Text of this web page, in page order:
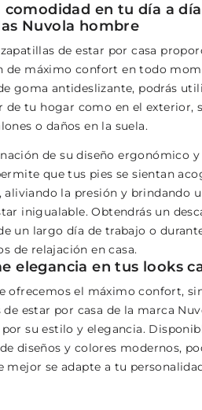
comodidad en tu día a
Nuvola hombre
de estar por casa
de máximo confort en todo
goma antideslizante, podrás
de tu hogar como en el exterior,
o daños en la suela.
de su diseño ergonómico
que tus pies se sientan
aliviando la presión y brindando
inigualable. Obtendrás un
un largo día de trabajo o
de relajación en casa.
elegancia en tus looks
ofrecemos el máximo confort,
de estar por casa de la marca
su estilo y elegancia.
diseños y colores modernos,
mejor se adapte a tu